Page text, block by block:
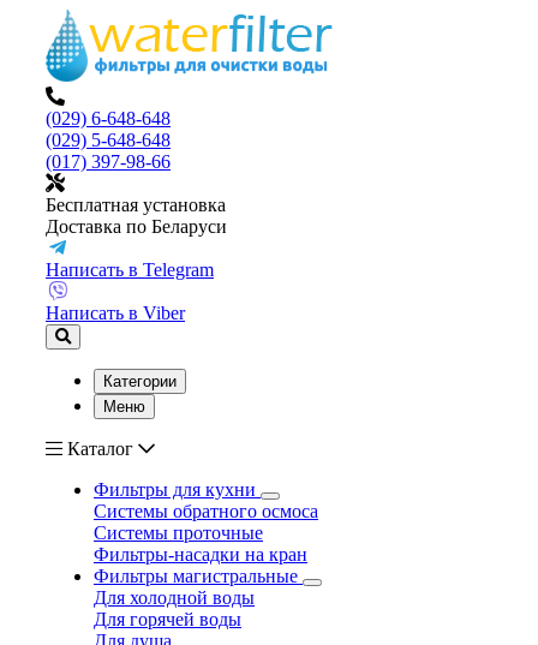
(029) 6-648-648
(029) 5-648-648
(017) 397-98-66
Бесплатная установка
Доставка по Беларуси
Написать в Telegram
Написать в Viber
Категории
Меню
Каталог
Фильтры для кухни
Системы обратного осмоса
Системы проточные
Фильтры-насадки на кран
Фильтры магистральные
Для холодной воды
Для горячей воды
Для душа